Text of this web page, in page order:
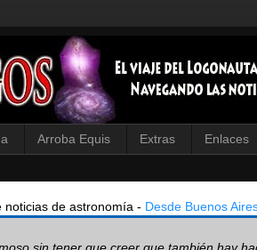
Arroba Equis Extras Enlaces
noticias de astronomía - Desde Buenos
sin tener que creer que también hay